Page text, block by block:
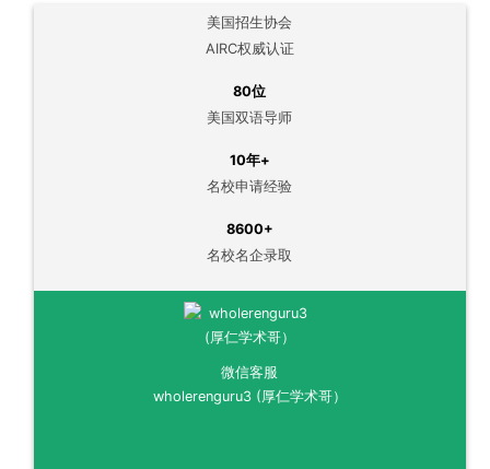
美国招生协会
AIRC权威认证
80位
美国双语导师
10年+
名校申请经验
8600+
名校名企录取
微信客服
wholerenguru3 (厚仁学术哥）